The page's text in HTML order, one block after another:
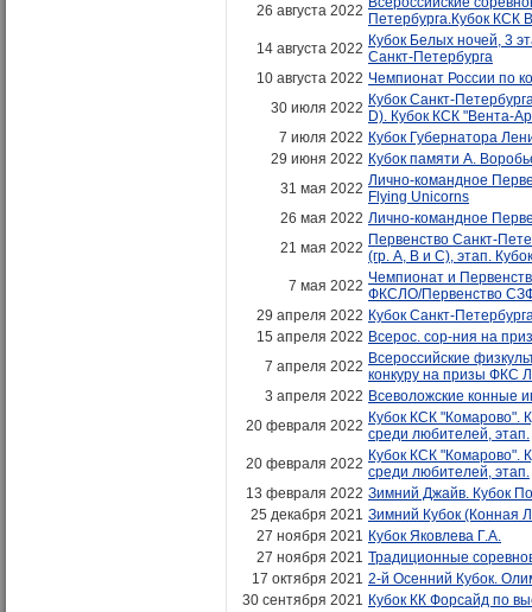
26 августа 2022 Петербурга.Кубок КСК
14 августа 2022 Кубок Белых ночей, 3
Санкт-Петербурга
10 августа 2022 Чемпионат России по
30 июля 2022 Кубок Санкт-
D). Кубок КСК "Вента-
7 июля 2022 Кубок Губернатора
29 июня 2022 Кубок памяти А.
31 мая 2022 Лично-командное
Flying Unicorns
26 мая 2022 Лично-командное
21 мая 2022 Первенство Санкт-
(гр. А, В и С), этап.
7 мая 2022 Чемпионат и
ФКСЛО/Первенство
29 апреля 2022 Кубок Санкт-
15 апреля 2022 Всерос. сор-ния на
7 апреля 2022 Всероссийские
конкуру на призы ФКС
3 апреля 2022 Всеволожские конные
20 февраля 2022 Кубок КСК "Комарово".
среди любителей, этап.
20 февраля 2022 Кубок КСК "Комарово".
среди любителей, этап.
13 февраля 2022 Зимний Джайв. Кубок
25 декабря 2021 Зимний Кубок (Конная
27 ноября 2021 Кубок Яковлева Г.А.
27 ноября 2021 Традиционные
17 октября 2021 2-й Осенний Кубок.
30 сентября 2021 Кубок КК Форсайд по